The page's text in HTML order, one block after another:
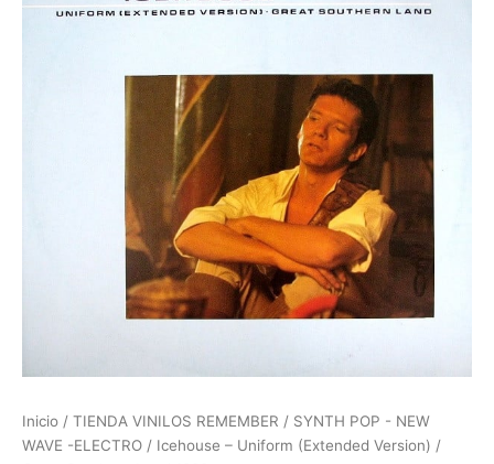
Inicio / TIENDA VINILOS REMEMBER / SYNTH POP - NEW
WAVE -ELECTRO / Icehouse – Uniform (Extended Version) /